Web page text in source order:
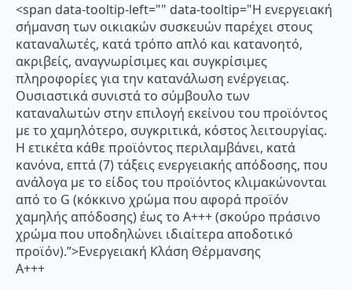
<span data-tooltip-left="" data-tooltip="Η ενεργειακή
σήμανση των οικιακών συσκευών παρέχει στους
καταναλωτές, κατά τρόπο απλό και κατανοητό,
ακριβείς, αναγνωρίσιμες και συγκρίσιμες
πληροφορίες για την κατανάλωση ενέργειας.
Ουσιαστικά συνιστά το σύμβουλο των
καταναλωτών στην επιλογή εκείνου του προϊόντος
με το χαμηλότερο, συγκριτικά, κόστος λειτουργίας.
Η ετικέτα κάθε προϊόντος περιλαμβάνει, κατά
κανόνα, επτά (7) τάξεις ενεργειακής απόδοσης, που
ανάλογα με το είδος του προϊόντος κλιμακώνονται
από το G (κόκκινο χρώμα που αφορά προϊόν
χαμηλής απόδοσης) έως το Α+++ (σκούρο πράσινο
χρώμα που υποδηλώνει ιδιαίτερα αποδοτικό
προϊόν).”>Ενεργειακή Κλάση Θέρμανσης
A+++